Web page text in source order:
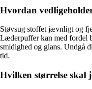
Hvordan
Støvsug stoffet jævnligt og
Læderpuffer kan med fordel
smidighed og glans. Undgå
tid.
Hvilken størrelse skal